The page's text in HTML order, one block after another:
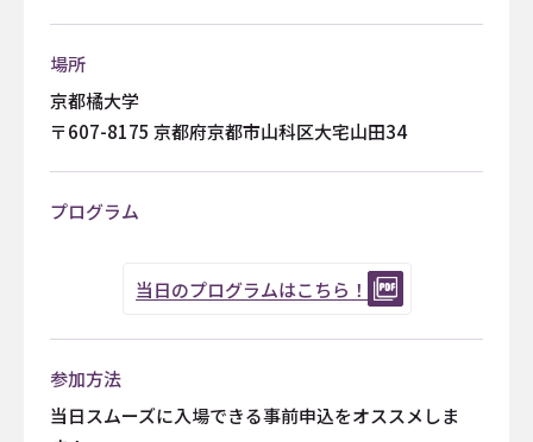
場所
京都橘大学
〒607-8175 京都府京都市山科区大宅山田34
プログラム
当日のプログラムはこちら！
参加方法
当日スムーズに入場できる事前申込をオススメしま